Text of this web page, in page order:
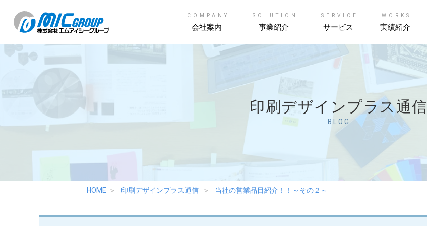
COMPANY
会社案内
SOLUTION
事業紹介
SERVICE
サービス
WORKS
実績紹介
印刷デザインプラス通信
BLOG
HOME 印刷デザインプラス通信 当社の営業品目紹介！！～その２～